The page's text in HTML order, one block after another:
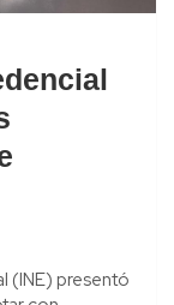
(INE) presentó